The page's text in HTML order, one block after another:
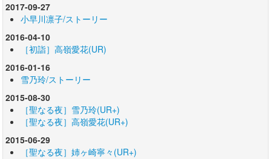
2017-09-27
小早川凛子/ストーリー
2016-04-10
［初詣］高嶺愛花(UR)
2016-01-16
雪乃玲/ストーリー
2015-08-30
［聖なる夜］雪乃玲(UR+)
［聖なる夜］高嶺愛花(UR+)
2015-06-29
［聖なる夜］姉ヶ崎寧々(UR+)